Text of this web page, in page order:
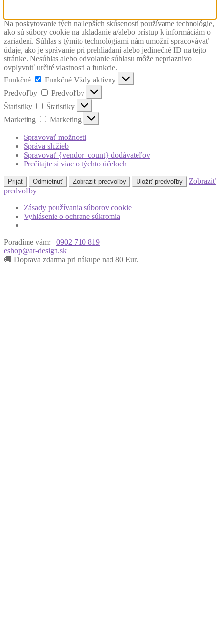
Na poskytovanie tých najlepších skúseností používame technológie,
ako sú súbory cookie na ukladanie a/alebo prístup k informáciám o
zariadení. Súhlas s týmito technológiami nám umožní spracovávať
údaje, ako je správanie pri prehliadaní alebo jedinečné ID na tejto
stránke. Nesúhlas alebo odvolanie súhlasu môže nepriaznivo
ovplyvniť určité vlastnosti a funkcie.
Funkčné
Funkčné Vždy aktívny
Predvoľby
Predvoľby
Štatistiky
Štatistiky
Marketing
Marketing
Spravovať možnosti
Správa služieb
Spravovať {vendor_count} dodávateľov
Prečítajte si viac o týchto účeloch
Prijať Odmietnuť Zobraziť predvoľby Uložiť predvoľby
Zobraziť
predvoľby
Zásady používania súborov cookie
Vyhlásenie o ochrane súkromia
Poradíme vám:
0902 710 819
eshop@ar-design.sk
🚚 Doprava zdarma pri nákupe nad 80 Eur.